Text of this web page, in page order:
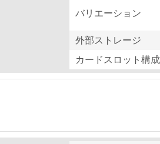
バリエーション
外部ストレージ
カードスロット構成